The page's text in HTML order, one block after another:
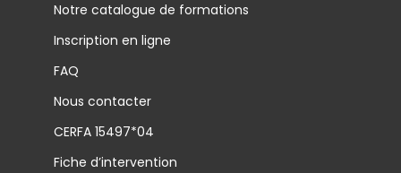
Notre catalogue de formations
Inscription en ligne
FAQ
Nous contacter
CERFA 15497*04
Fiche d’intervention